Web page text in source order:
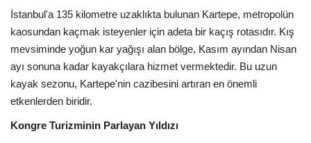
İstanbul'a 135 kilometre uzaklıkta bulunan Kartepe, metropolün
kaosundan kaçmak isteyenler için adeta bir kaçış rotasıdır. Kış
mevsiminde yoğun kar yağışı alan bölge, Kasım ayından Nisan
ayı sonuna kadar kayakçılara hizmet vermektedir. Bu uzun
kayak sezonu, Kartepe'nin cazibesini artıran en önemli
etkenlerden biridir.
Kongre Turizminin Parlayan Yıldızı